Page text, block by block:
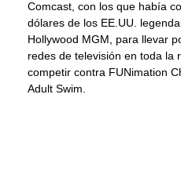
Comcast, con los que había
dólares de los EE.UU.
Hollywood MGM, para llevar
redes de televisión en toda la
competir contra FUNimation
Adult Swim.